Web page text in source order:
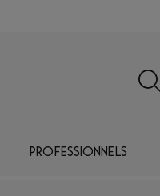
Professionnels